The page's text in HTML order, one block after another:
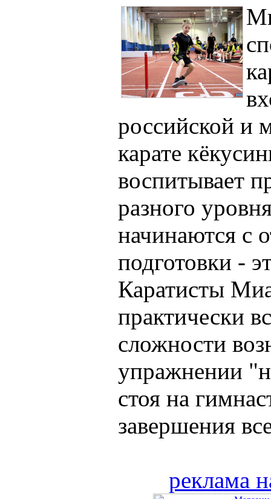
российской и
карате
воспитывает
разного
начинаются с
подготовки -
Каратисты
практически
сложности
упражнении
стоя на
завершения
реклама